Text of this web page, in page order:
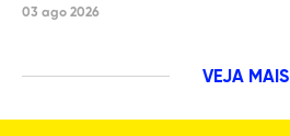
03 ago 2026
VEJA MAIS